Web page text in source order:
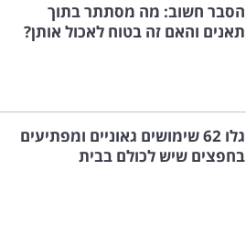
הסבר חשוב: מה מסתתר בתוך
תאנים והאם זה בטוח לאכול אותן?
גלו 62 שימושים גאוניים ומפתיעים
בחפצים שיש לכולם בבית